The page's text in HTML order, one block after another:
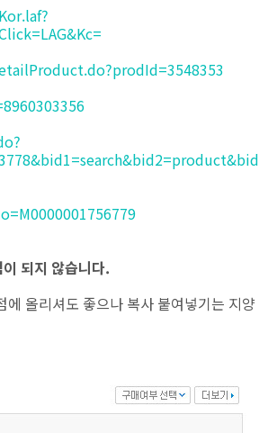
되지 않습니다.
올리셔도 좋으나 복사 붙여넣기는 지양